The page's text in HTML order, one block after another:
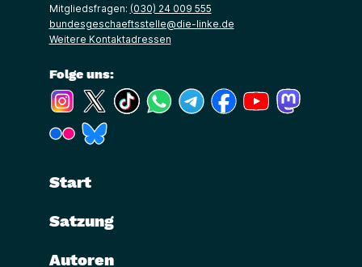
Mitgliedsfragen: (030) 24 009 555
bundesgeschaeftsstelle@die-linke.de
Weitere Kontaktadressen
Folge uns:
(Link öffnet ein neues Fenster)
(Link öffnet ein neues Fenster)
(Link öffnet ein neues Fenster)
(Link öffnet ein neues Fenster)
(Link öffnet ein neues Fenster)
(Link öffnet ein neues
(Link öffnet ein
(Link öffnet ein neues Fenster)
Start
Satzung
Autoren